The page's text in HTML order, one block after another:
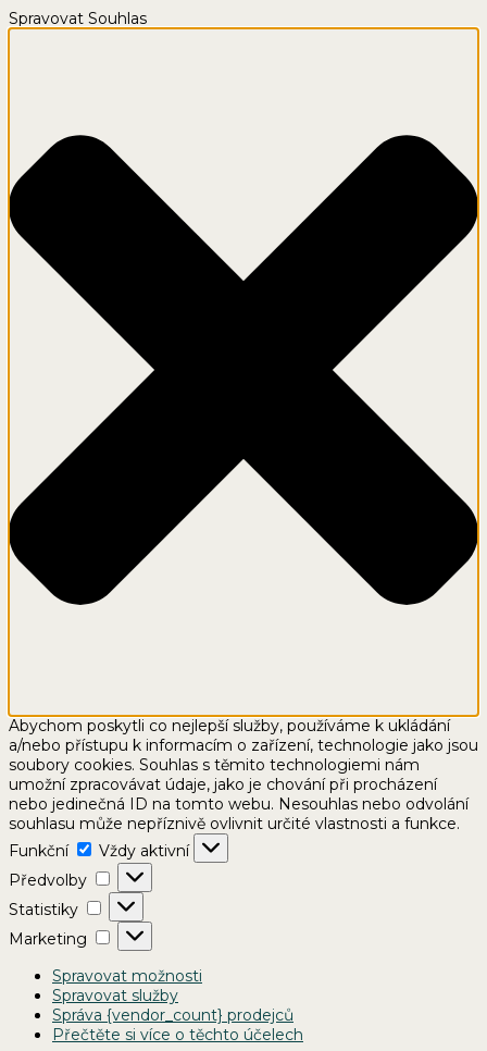
Spravovat Souhlas
Abychom poskytli co nejlepší služby, používáme k ukládání
a/nebo přístupu k informacím o zařízení, technologie jako jsou
soubory cookies. Souhlas s těmito technologiemi nám
umožní zpracovávat údaje, jako je chování při procházení
nebo jedinečná ID na tomto webu. Nesouhlas nebo odvolání
souhlasu může nepříznivě ovlivnit určité vlastnosti a funkce.
Funkční
Funkční
Vždy aktivní
Předvolby
Předvolby
Statistiky
Statistiky
Marketing
Marketing
Spravovat možnosti
Spravovat služby
Správa {vendor_count} prodejců
Přečtěte si více o těchto účelech